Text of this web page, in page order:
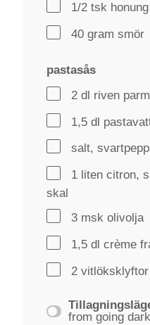
1/2 tsk honung
40 gram smör
pastasås
2 dl riven
1,5 dl
salt,
1 liten citron,
skal
3 msk olivolja
1,5 dl crème
2 vitlöksklyftor
from going dark